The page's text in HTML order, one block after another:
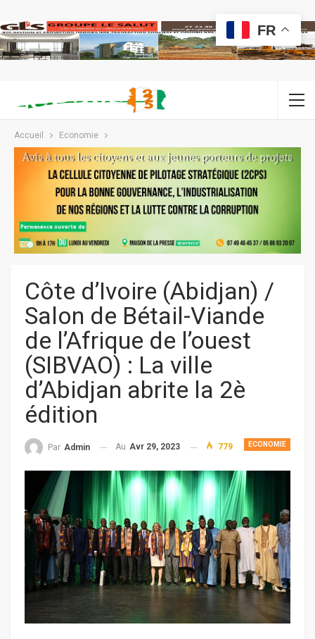
Accueil Economie
Côte d’Ivoire (Abidjan) /
Salon de Bétail-Viande
de l’Afrique de l’ouest
(SIBVAO) : La ville
d’Abidjan abrite la 2è
édition
ECONOMIE
Par Admin Au Avr 29, 2023 779
FR